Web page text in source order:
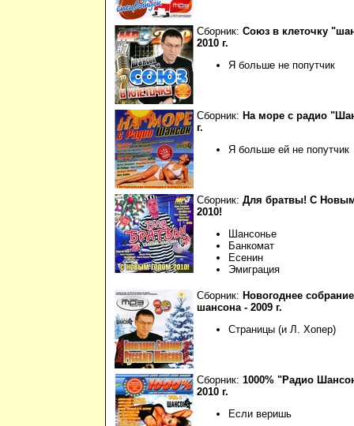
Сборник: Союз в клеточку
2010 г.
Я больше не попутчик
Сборник: На море с радио
г.
Я больше ей не попутчик
Сборник: Для братвы! С
2010!
Шансонье
Банкомат
Есенин
Эмиграция
Сборник: Новогоднее
шансона - 2009 г.
Страницы (и Л. Хопер)
Сборник: 1000% "Радио
2010 г.
Если веришь